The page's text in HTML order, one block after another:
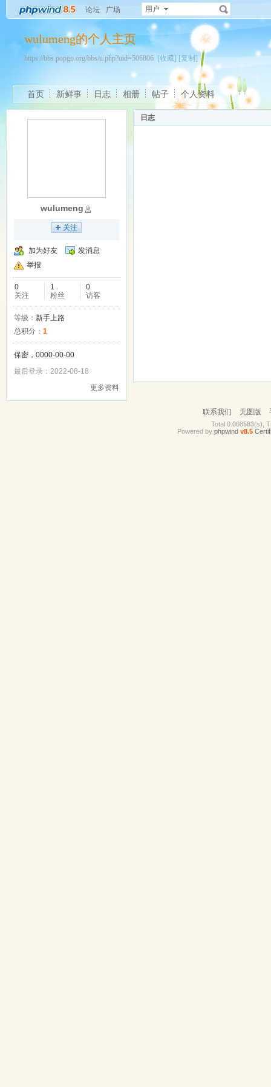
论坛 广场 用户
wulumeng的个人主页
https://bbs.popgo.org/bbs/u.php?uid=506806 [收藏] [复制]
首页 新鲜事 日志 相册 帖子 个人资料
wulumeng
关注
加为好友
发消息
举报
0
关注
1
粉丝
0
访客
等级： 新手上路
总积分： 1
保密，0000-00-00
最后登录：2022-08-18
更多资料
日志
联系我们 无图版
Total 0.008583(s),
Powered by phpwind v8.5